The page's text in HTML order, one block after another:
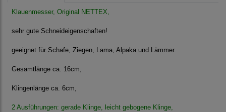
Klauenmesser, Original NETTEX,
sehr gute Schneideigenschaften!
geeignet für Schafe, Ziegen, Lama, Alpaka und Lämmer.
Gesamtlänge ca. 16cm,
Klingenlänge ca. 6cm,
2 Ausführungen: gerade Klinge, leicht gebogene Klinge,